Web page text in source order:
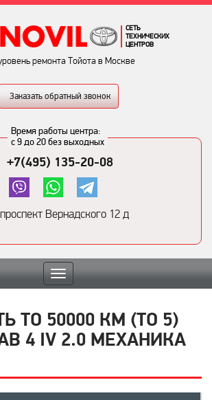
СЕТЬ
ТЕХНИЧЕСКИХ
ЦЕНТРОВ
ремонта Тойота в Москве
Заказать обратный звонок
Время работы центра:
с 9 до 20 без выходных
+7(495) 135-20-08
проспект Вернадского 12 д
Toggle
navigation
ТО 50000 КМ (ТО 5)
4 IV 2.0 МЕХАНИКА